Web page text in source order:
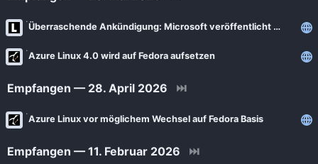
Meine Labels
Blogs
AdminForge
CANOX.NET
ComputerBase
FSFE News
Überraschende Ankündigung: Microsoft veröffentlicht Azure Linux 4.0
Azure Linux 4.0 wird auf Fedora aufsetzen
Empfangen — 28. April 2026 ⏭
Azure Linux vor möglichem Wechsel auf Fedora Basis
Empfangen — 11. Februar 2026 ⏭